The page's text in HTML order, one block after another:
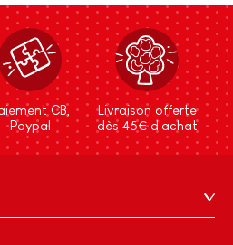
CB,
Paypal
Livraison offerte
dès 45€ d'achat